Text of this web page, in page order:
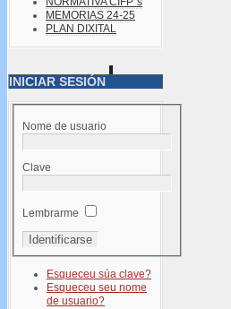
MEMORIAS 24-25
PLAN DIXITAL
INICIAR SESIÓN
Nome de usuario
Clave
Lembrarme
Esqueceu súa clave?
Esqueceu seu nome
de usuario?